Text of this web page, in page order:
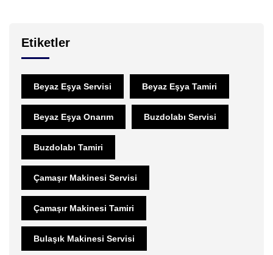
Etiketler
Beyaz Eşya Servisi Beyaz Eşya Tamiri
Beyaz Eşya Onarım Buzdolabı Servisi
Buzdolabı Tamiri
Çamaşır Makinesi Servisi
Çamaşır Makinesi Tamiri
Bulaşık Makinesi Servisi